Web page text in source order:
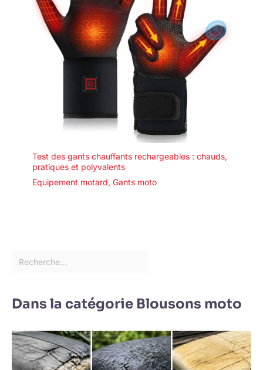
Test des gants chauffants rechargeables : chauds,
pratiques et polyvalents
Equipement motard, Gants moto
Dans la catégorie Blousons moto